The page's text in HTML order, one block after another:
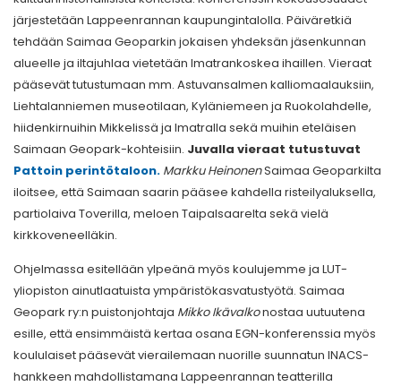
järjestetään Lappeenrannan kaupungintalolla. Päiväretkiä
tehdään Saimaa Geoparkin jokaisen yhdeksän jäsenkunnan
alueelle ja iltajuhlaa vietetään Imatrankoskea ihaillen. Vieraat
pääsevät tutustumaan mm. Astuvansalmen kalliomaalauksiin,
Liehtalanniemen museotilaan, Kyläniemeen ja Ruokolahdelle,
hiidenkirnuihin Mikkelissä ja Imatralla sekä muihin eteläisen
Saimaan Geopark-kohteisiin. Juvalla vieraat tutustuvat
Pattoin perintötaloon. Markku HeinonenSaimaa Geoparkilta
iloitsee, että Saimaan saarin pääsee kahdella risteilyaluksella,
partiolaiva Toverilla, meloen Taipalsaarelta sekä vielä
kirkkoveneelläkin.
Ohjelmassa esitellään ylpeänä myös koulujemme ja LUT-
yliopiston ainutlaatuista ympäristökasvatustyötä. Saimaa
Geopark ry:n puistonjohtaja Mikko Ikävalkonostaa uutuutena
esille, että ensimmäistä kertaa osana EGN-konferenssia myös
koululaiset pääsevät vierailemaan nuorille suunnatun INACS-
hankkeen mahdollistamana Lappeenrannan teatterilla